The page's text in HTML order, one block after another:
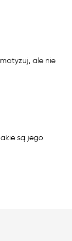
ale nie
są jego